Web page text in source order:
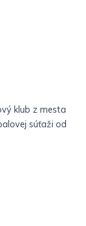
klub z mesta
súťaži od